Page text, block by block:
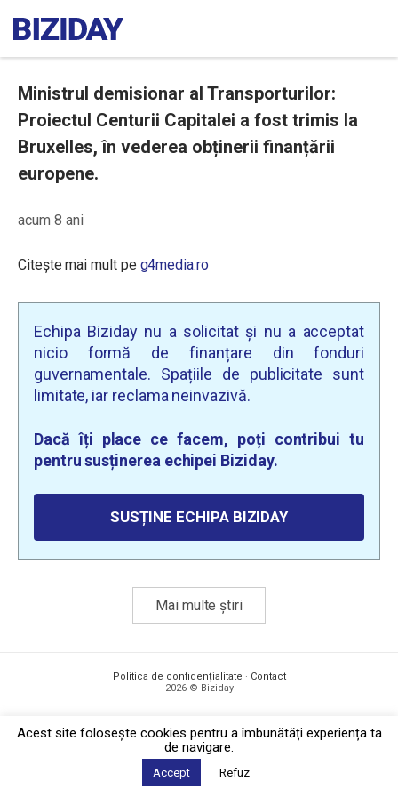
Ministrul demisionar al Transporturilor:
Proiectul Centurii Capitalei a fost trimis la
Bruxelles, în vederea obținerii finanțării
europene.
acum 8 ani
Citește mai mult pe g4media.ro
Echipa Biziday nu a solicitat și nu a acceptat
nicio formă de finanțare din fonduri
guvernamentale. Spațiile de publicitate sunt
limitate, iar reclama neinvazivă.
Dacă îți place ce facem, poți contribui tu
pentru susținerea echipei Biziday.
SUSȚINE ECHIPA BIZIDAY
Mai multe știri
Politica de confidențialitate · Contact
2026 © Biziday
Acest site foloseşte cookies pentru a îmbunătăți experiența ta
de navigare.
Accept Refuz